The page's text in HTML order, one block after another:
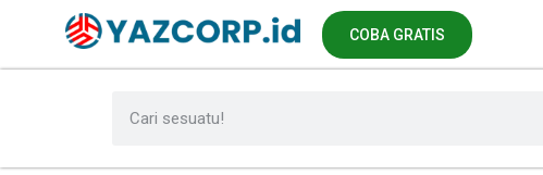
COBA GRATIS